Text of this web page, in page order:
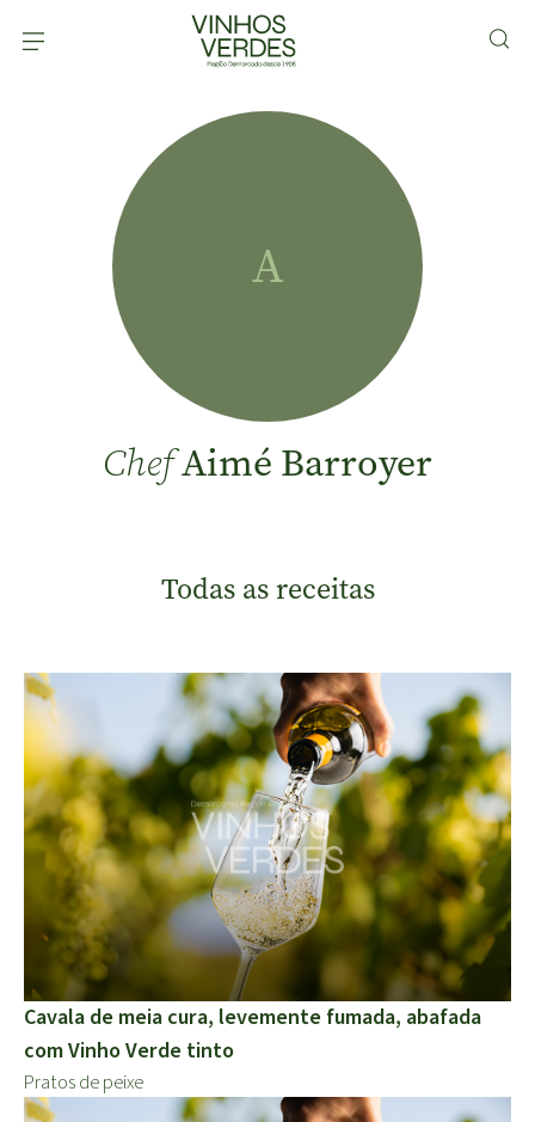
A
ChefAimé Barroyer
Todas as receitas
Cavala de meia cura, levemente fumada, abafada
com Vinho Verde tinto
Pratos de peixe